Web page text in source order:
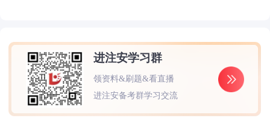
进注安学习群
领资料&刷题&看直播
进注安备考群学习交流